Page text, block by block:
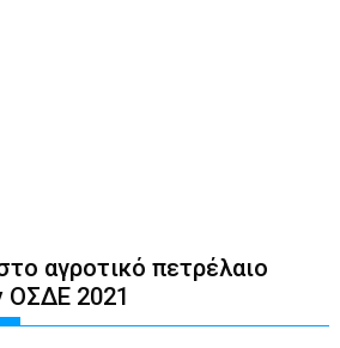
αγροτικό πετρέλαιο
ΟΣΔΕ 2021